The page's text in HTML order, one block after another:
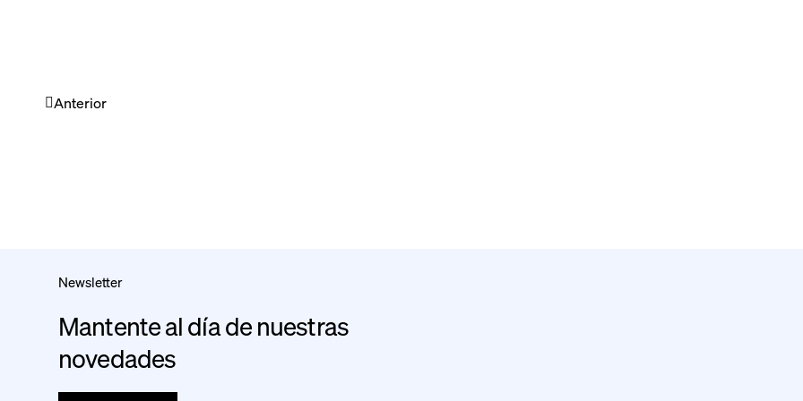
Anterior
Newsletter
Mantente al día de nuestras
novedades